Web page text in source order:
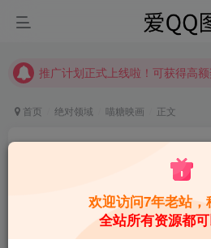
推广计划正式上线啦！可获得高额
推广计划正式上线啦！可获得高
首页 绝对领域 喵糖映画 正文
4年前发布欢迎访问7年老站，
全站所有资源都可